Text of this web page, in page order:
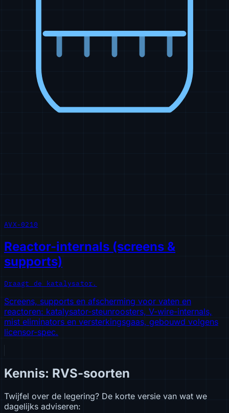
AVX-0210
Reactor-internals (screens &
supports)
Draagt de katalysator.
Screens, supports en afscherming voor vaten en
reactoren: katalysator-steunroosters, V-wire-internals,
mist eliminators en versterkingsgaas, gebouwd volgens
licensor-spec.
Kennis: RVS-soorten
Twijfel over de legering? De korte versie van wat we
dagelijks adviseren: